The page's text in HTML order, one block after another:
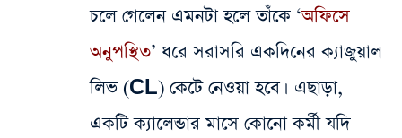
চলে গেলেন এমনটা হলে তাঁকে ‘অফিসে
অনুপস্থিত’ ধরে সরাসরি একদিনের ক্যাজুয়াল
লিভ (CL) কেটে নেওয়া হবে। এছাড়া,
একটি ক্যালেন্ডার মাসে কোনো কর্মী যদি